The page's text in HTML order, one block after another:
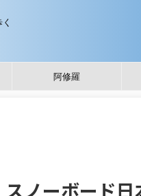
阿修羅
ノーボード